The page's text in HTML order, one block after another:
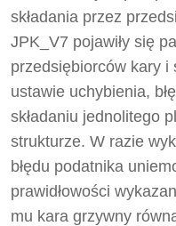
składania przez
JPK_V7 pojawiły się
przedsiębiorców kary i
ustawie uchybienia,
składaniu jednolitego
strukturze. W razie
błędu podatnika
prawidłowości
mu kara grzywny